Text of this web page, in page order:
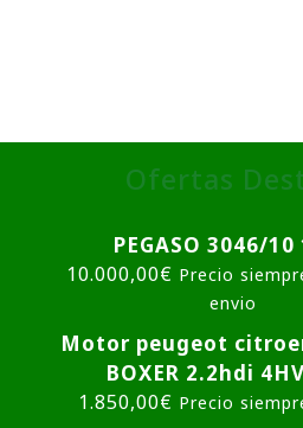
Ofertas
PEGASO 3046/10
10.000,00€ Precio
envio
Motor peugeot
BOXER 2.2hdi
1.850,00€ Precio